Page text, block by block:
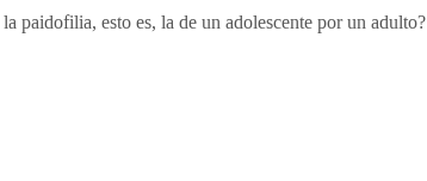
paidofilia, esto es, la de un adolescente por un adulto?